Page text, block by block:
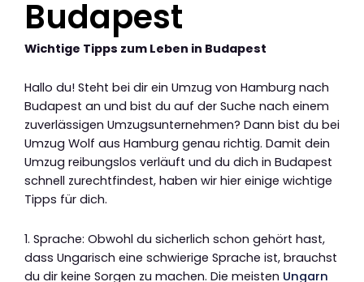
Budapest
Wichtige Tipps zum Leben in Budapest
Hallo du! Steht bei dir ein Umzug von Hamburg nach
Budapest an und bist du auf der Suche nach einem
zuverlässigen Umzugsunternehmen? Dann bist du bei
Umzug Wolf aus Hamburg genau richtig. Damit dein
Umzug reibungslos verläuft und du dich in Budapest
schnell zurechtfindest, haben wir hier einige wichtige
Tipps für dich.
1. Sprache: Obwohl du sicherlich schon gehört hast,
dass Ungarisch eine schwierige Sprache ist, brauchst
du dir keine Sorgen zu machen. Die meisten Ungarn